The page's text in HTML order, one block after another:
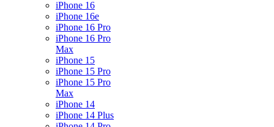
iPhone 16
iPhone 16e
iPhone 16 Pro
iPhone 16 Pro
Max
iPhone 15
iPhone 15 Pro
iPhone 15 Pro
Max
iPhone 14
iPhone 14 Plus